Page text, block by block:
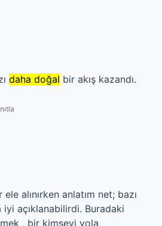
daha doğal bir akış kazandı.
alınırken anlatım net; bazı
açıklanabilirdi. Buradaki
, bir kimseyi yola